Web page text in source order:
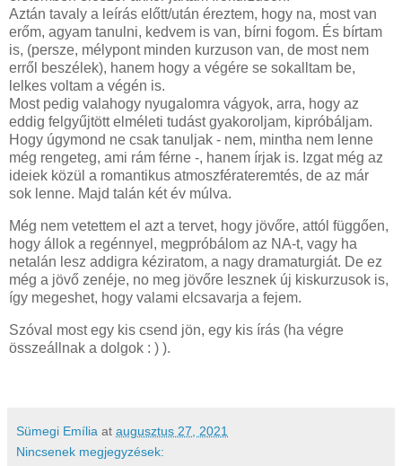
Aztán tavaly a leírás előtt/után éreztem, hogy na, most van
erőm, agyam tanulni, kedvem is van, bírni fogom. És bírtam
is, (persze, mélypont minden kurzuson van, de most nem
erről beszélek), hanem hogy a végére se sokalltam be,
lelkes voltam a végén is.
Most pedig valahogy nyugalomra vágyok, arra, hogy az
eddig felgyűjtött elméleti tudást gyakoroljam, kipróbáljam.
Hogy úgymond ne csak tanuljak - nem, mintha nem lenne
még rengeteg, ami rám férne -, hanem írjak is. Izgat még az
ideiek közül a romantikus atmoszférateremtés, de az már
sok lenne. Majd talán két év múlva.
Még nem vetettem el azt a tervet, hogy jövőre, attól függően,
hogy állok a regénnyel, megpróbálom az NA-t, vagy ha
netalán lesz addigra kéziratom, a nagy dramaturgiát. De ez
még a jövő zenéje, no meg jövőre lesznek új kiskurzusok is,
így megeshet, hogy valami elcsavarja a fejem.
Szóval most egy kis csend jön, egy kis írás (ha végre
összeállnak a dolgok : ) ).
Sümegi Emília at augusztus 27, 2021
Nincsenek megjegyzések: